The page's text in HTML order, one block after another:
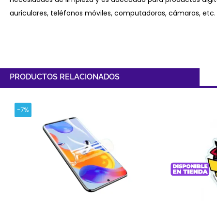
auriculares, teléfonos móviles, computadoras, cámaras, etc.
PRODUCTOS RELACIONADOS
-7%